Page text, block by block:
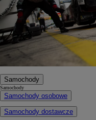
Samochody
Samochody
Samochody osobowe
Samochody dostawcze